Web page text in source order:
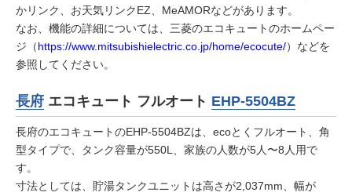
かリンク、お天気リンクEZ、MeAMORなどがあります。
なお、機能の詳細については、三菱のエコキュートのホームペー
ジ（https://www.mitsubishielectric.co.jp/home/ecocute/）などを
参照してください。
長府 エコキュート フルオート EHP-5504BZ
長府のエコキュートのEHP-5504BZは、ecoとくフルオート、角
型タイプで、タンク容量が550L、家族の人数が5人〜8人用で
す。
寸法としては、貯湯タンクユニットは高さが2,037mm、幅が